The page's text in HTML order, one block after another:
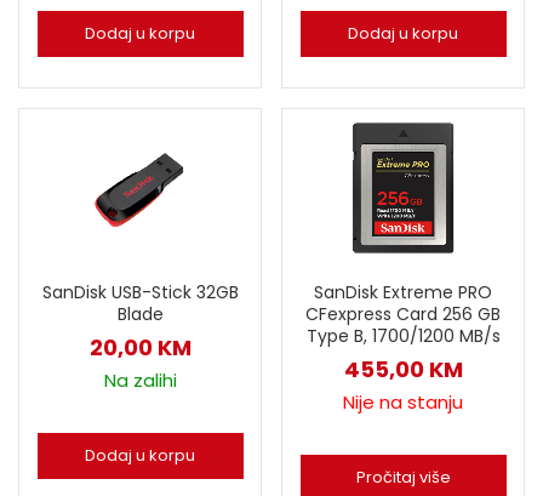
Dodaj u korpu Dodaj u korpu
SanDisk USB-Stick 32GB
Blade
20,00 KM
Na zalihi
Dodaj u korpu
SanDisk Extreme PRO
CFexpress Card 256 GB
Type B, 1700/1200 MB/s
455,00 KM
Nije na stanju
Pročitaj više